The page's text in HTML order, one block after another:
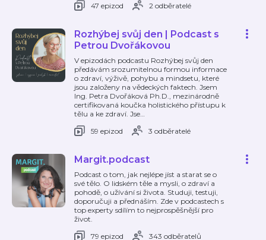
47 epizod
2 odběratelé
Rozhýbej svůj den | Podcast s
Petrou Dvořákovou
V epizodách podcastu Rozhýbej svůj den
předávám srozumitelnou formou informace
o zdraví, výživě, pohybu a mindsetu, které
jsou založeny na vědeckých faktech. Jsem
Ing. Petra Dvořáková Ph.D., mezinárodně
certifikovaná koučka holistického přístupu k
tělu a ke zdraví. Jse…
59 epizod
3 odběratelé
Margit.podcast
Podcast o tom, jak nejlépe jíst a starat se o
své tělo. O lidském těle a mysli, o zdraví a
pohodě, o užívání si života. Studuji, testuji,
doporučuji a přednáším. Zde v podcastech s
top experty sdílím to nejprospěšnější pro
život.
79 epizod
343 odběratelů